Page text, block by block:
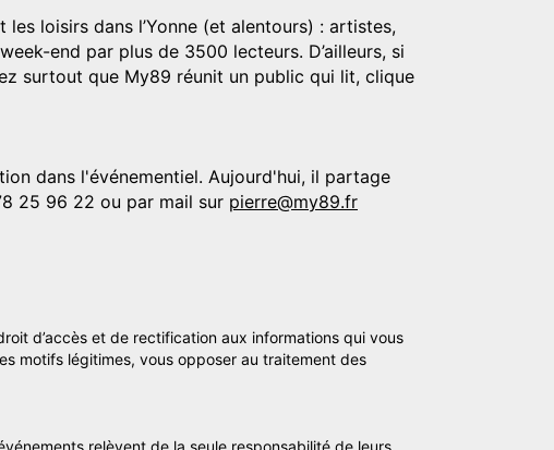
loisirs dans l’Yonne (et alentours) : artistes,
end par plus de 3500 lecteurs. D’ailleurs, si
surtout que My89 réunit un public qui lit, clique
dans l'événementiel. Aujourd'hui, il partage
25 96 22 ou par mail sur pierre@my89.fr
d’accès et de rectification aux informations qui vous
motifs légitimes, vous opposer au traitement des
relèvent de la seule responsabilité de leurs